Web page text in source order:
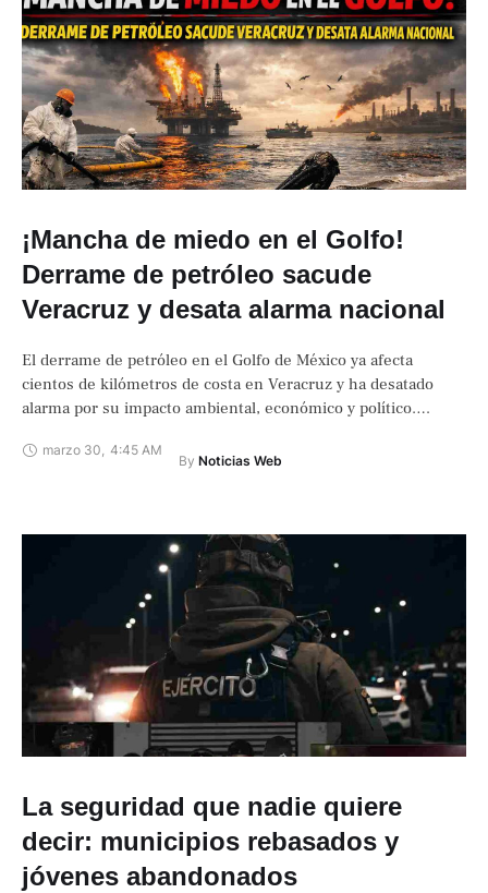
¡Mancha de miedo en el Golfo!
Derrame de petróleo sacude
Veracruz y desata alarma nacional
El derrame de petróleo en el Golfo de México ya afecta
cientos de kilómetros de costa en Veracruz y ha desatado
alarma por su impacto ambiental, económico y político.
marzo 30, 4:45 AM
By Noticias Web
La seguridad que nadie quiere
decir: municipios rebasados y
jóvenes abandonados